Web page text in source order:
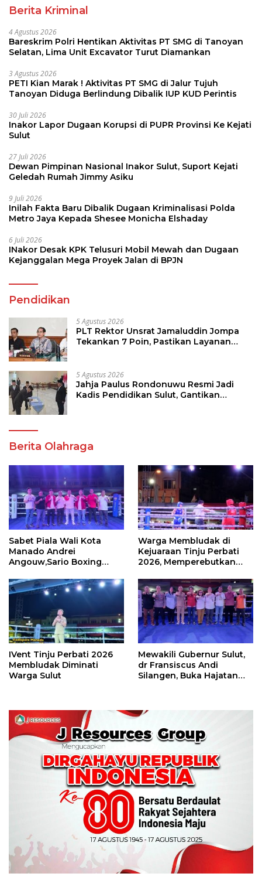
Berita Kriminal
4 Agustus 2026
Bareskrim Polri Hentikan Aktivitas PT SMG di Tanoyan
Selatan, Lima Unit Excavator Turut Diamankan
3 Agustus 2026
PETI Kian Marak ! Aktivitas PT SMG di Jalur Tujuh
Tanoyan Diduga Berlindung Dibalik IUP KUD Perintis
30 Juli 2026
Inakor Lapor Dugaan Korupsi di PUPR Provinsi Ke Kejati
Sulut
27 Juli 2026
Dewan Pimpinan Nasional Inakor Sulut, Suport Kejati
Geledah Rumah Jimmy Asiku
9 Juli 2026
Inilah Fakta Baru Dibalik Dugaan Kriminalisasi Polda
Metro Jaya Kepada Shesee Monicha Elshaday
6 Juli 2026
INakor Desak KPK Telusuri Mobil Mewah dan Dugaan
Kejanggalan Mega Proyek Jalan di BPJN
Pendidikan
5 Agustus 2026
PLT Rektor Unsrat Jamaluddin Jompa
Tekankan 7 Poin, Pastikan Layanan
5 Agustus 2026
Jahja Paulus Rondonuwu Resmi Jadi
Kadis Pendidikan Sulut, Gantikan
Berita Olahraga
Sabet Piala Wali Kota
Manado Andrei
Angouw,Sario Boxing
Perbati 2026
Warga Membludak di
Kejuaraan Tinju Perbati
2026, Memperebutkan
IVent Tinju Perbati 2026
Membludak Diminati
Warga Sulut
Mewakili Gubernur Sulut,
dr Fransiscus Andi
Silangen, Buka Hajatan